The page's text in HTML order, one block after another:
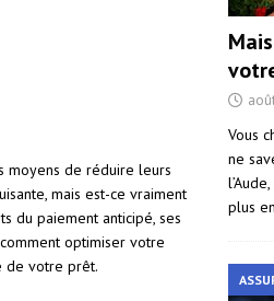
moyens de réduire leurs
mais est-ce vraiment
du paiement anticipé, ses
optimiser votre
de votre prêt.
Vous
ne
plus